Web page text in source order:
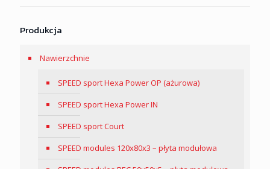
Produkcja
Nawierzchnie
SPEED sport Hexa Power OP (ażurowa)
SPEED sport Hexa Power IN
SPEED sport Court
SPEED modules 120x80x3 – płyta modułowa